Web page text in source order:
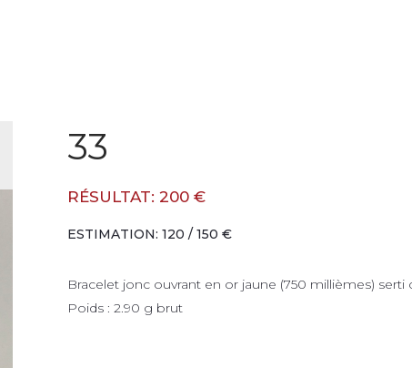
33
RÉSULTAT: 200 €
ESTIMATION: 120 / 150 €
Bracelet jonc ouvrant en or jaune (750 millièmes) serti
Poids : 2.90 g brut